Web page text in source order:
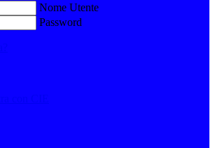
Nome Utente
Password